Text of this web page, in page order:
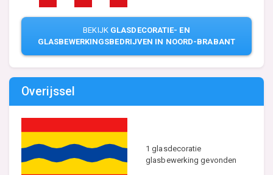
BEKIJK GLASDECORATIE- EN
GLASBEWERKINGSBEDRIJVEN IN NOORD-BRABANT
Overijssel
1 glasdecoratie
glasbewerking gevonden